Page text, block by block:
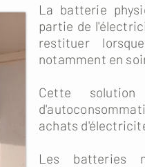
La batterie
partie de
restituer
notamment en
Cette
achats
Les batteries